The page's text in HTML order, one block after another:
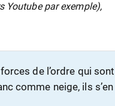
Youtube par exemple),
de l’ordre qui sont
comme neige, ils s’en